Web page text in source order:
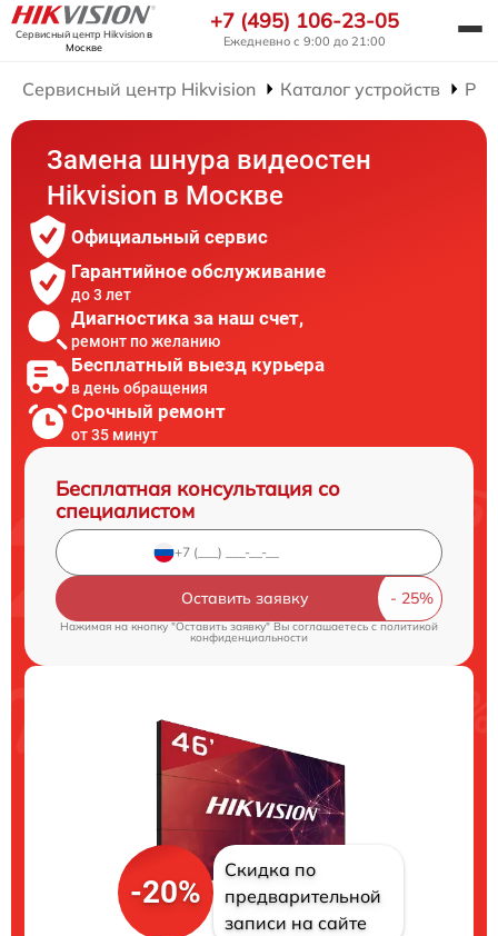
Сервисный центр Hikvisionв
Москве
+7 (495) 106-23-05
Ежедневно с 9:00 до 21:00
Сервисный центр Hikvision Каталог устройств
Замена шнура видеостен
Hikvision в Москве
Официальный сервис
Гарантийное обслуживание
до 3 лет
Диагностика за наш счет,
ремонт по желанию
Бесплатный выезд курьера
в день обращения
Срочный ремонт
от 35 минут
Бесплатная консультация со
специалистом
Оставить заявку
Нажимая на кнопку "Оставить заявку" Вы соглашаетесь cполитикой
конфиденциальности
-20%
Скидка по
предварительной
записи на сайте